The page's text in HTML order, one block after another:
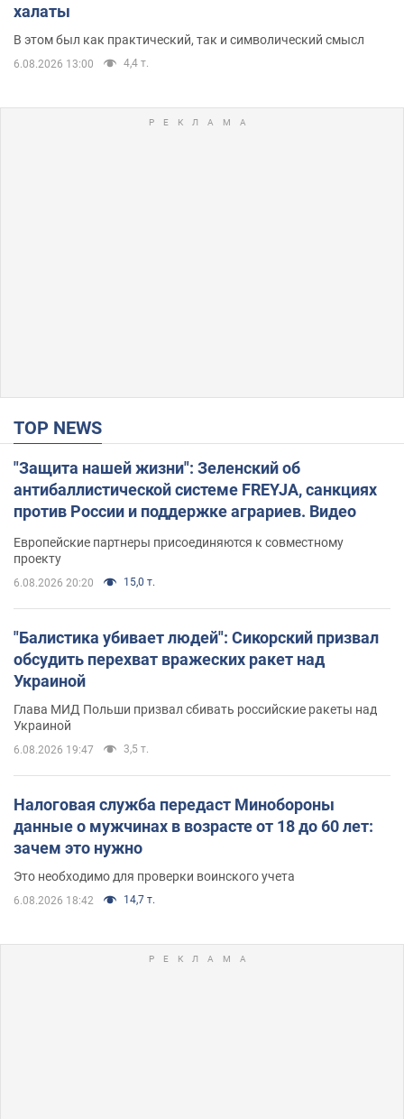
халаты
В этом был как практический, так и символический смысл
6.08.2026 13:00 4,4 т.
TOP NEWS
"Защита нашей жизни": Зеленский об
антибаллистической системе FREYJA, санкциях
против России и поддержке аграриев. Видео
Европейские партнеры присоединяются к совместному
проекту
6.08.2026 20:20 15,0 т.
"Балистика убивает людей": Сикорский призвал
обсудить перехват вражеских ракет над
Украиной
Глава МИД Польши призвал сбивать российские ракеты над
Украиной
6.08.2026 19:47 3,5 т.
Налоговая служба передаст Минобороны
данные о мужчинах в возрасте от 18 до 60 лет:
зачем это нужно
Это необходимо для проверки воинского учета
6.08.2026 18:42 14,7 т.